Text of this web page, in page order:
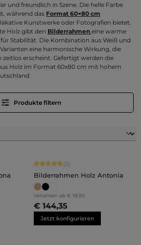
und freundlich in Szene. Die helle Farbe
während das Format 60×80 cm
Kunstwerke oder Fotografien bietet.
Holz gibt den Bilderrahmen eine warme
Stabilität. Die Kombination aus Weiß und
eine harmonische Wirkung, die
erscheint. Gefertigt werden die
Holz im Format 60x80 cm mit hohem
Produkte filtern
von 5 von 5 Sternen
Durchschnittliche Bewertung von 5
(3)
Bilderrahmen Holz Antonia
Varianten ab € 18,30
€ 144,35
Jetzt konfigurieren